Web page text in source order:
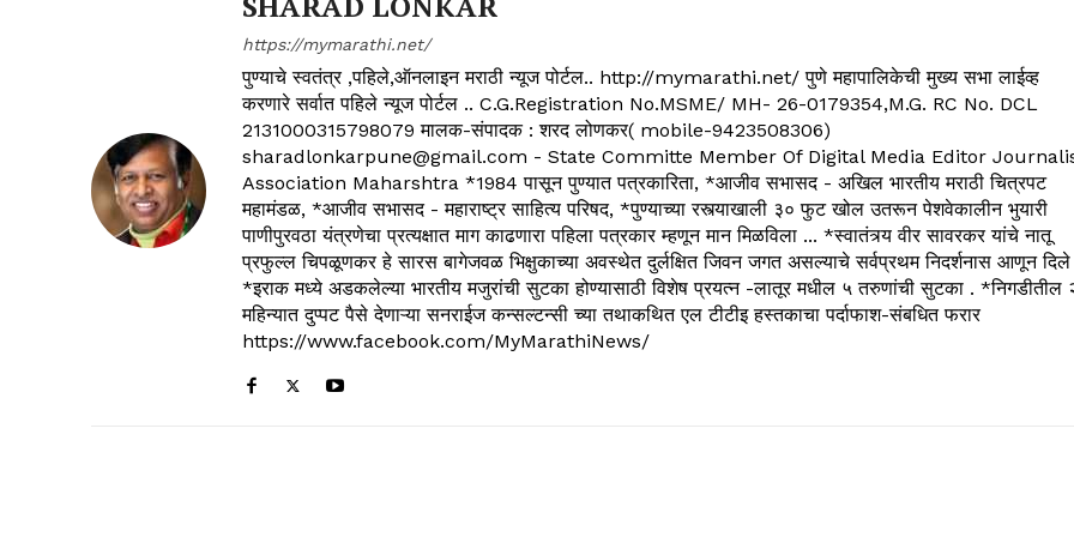
https://mymarathi.net/
पुण्याचे स्वतंत्र ,पहिले,ऑनलाइन मराठी न्यूज पोर्टल.. http://mymarathi.net/ पुणे महापालिकेची मुख्य सभा लाईव्ह
करणारे सर्वात पहिले न्यूज पोर्टल .. C.G.Registration No.MSME/ MH- 26-0179354,M.G. RC No. DCL
2131000315798079 मालक-संपादक : शरद लोणकर( mobile-9423508306)
sharadlonkarpune@gmail.com - State Committe Member Of Digital Media Editor
Association Maharshtra *1984 पासून पुण्यात पत्रकारिता, *आजीव सभासद - अखिल भारतीय मराठी चित्रपट
महामंडळ, *आजीव सभासद - महाराष्ट्र साहित्य परिषद, *पुण्याच्या रस्त्याखाली ३० फुट खोल उतरून पेशवेकालीन भुयारी
पाणीपुरवठा यंत्रणेचा प्रत्यक्षात माग काढणारा पहिला पत्रकार म्हणून मान मिळविला ... *स्वातंत्र्य वीर सावरकर यांचे नातू
प्रफुल्ल चिपळूणकर हे सारस बागेजवळ भिक्षुकाच्या अवस्थेत दुर्लक्षित जिवन जगत असल्याचे सर्वप्रथम निदर्शनास आणून दिले
*इराक मध्ये अडकलेल्या भारतीय मजुरांची सुटका होण्यासाठी विशेष प्रयत्न -लातूर मधील ५ तरुणांची सुटका . *निगडीतील
महिन्यात दुप्पट पैसे देणाऱ्या सनराईज कन्सल्टन्सी च्या तथाकथित एल टीटीइ हस्तकाचा पर्दाफाश-संबधित फरार
https://www.facebook.com/MyMarathiNews/